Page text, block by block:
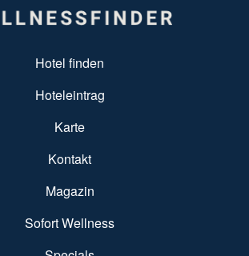
Hotel finden
Hoteleintrag
Karte
Kontakt
Magazin
Sofort Wellness